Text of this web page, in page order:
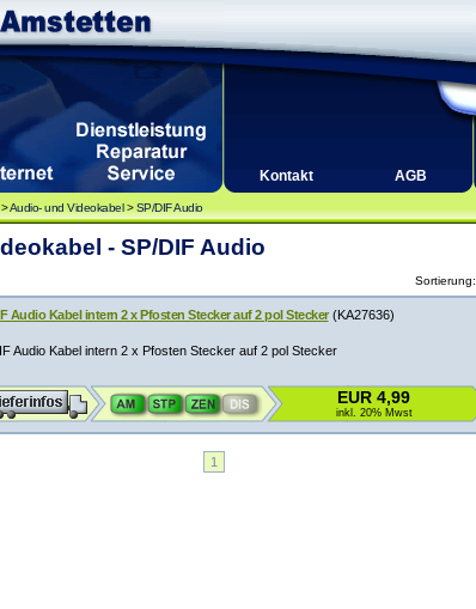
Kontakt AGB
Audio- und Videokabel>SP/DIF Audio
- SP/DIF Audio
Sortierung:
Audio Kabel intern 2 x Pfosten Stecker auf 2 pol Stecker(KA27636)
Audio Kabel intern 2 x Pfosten Stecker auf 2 pol Stecker
EUR 4,99
inkl. 20% Mwst
1